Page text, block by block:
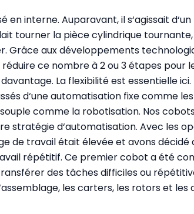
en interne. Auparavant, il s‘agissait
tourner la pièce cylindrique
Grâce aux développements
ce nombre à 2 ou 3 étapes pour
La flexibilité est essentielle
d‘une automatisation fixe comme
comme la robotisation. Nos
stratégie d‘automatisation. Avec les
de travail était élevée et avons décidé
répétitif. Ce premier cobot a été
des tâches difficiles ou
les carters, les rotors et